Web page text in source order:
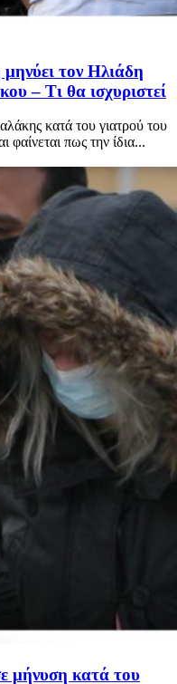
τον Ηλιάδη
– Τι θα ισχυριστεί
κατά του γιατρού του
πως την ίδια...
μήνυση κατά του